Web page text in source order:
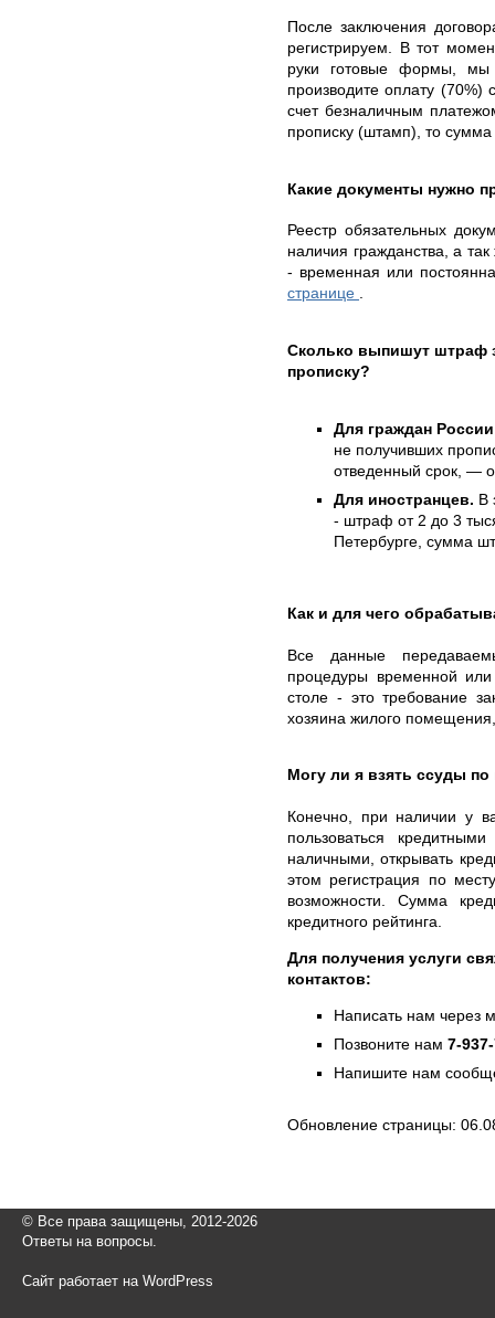
После заключения
регистрируем. В тот
руки готовые формы,
производите оплату (70%)
счет безналичным
прописку (штамп), то
Какие документы нужно
Реестр обязательных
наличия гражданства, а
- временная или
странице .
Сколько выпишут штраф
прописку?
Для граждан России
не получивших
отведенный срок, —
Для иностранцев. В
- штраф от 2 до 3
Петербурге, сумма
Как и для чего
Все данные
процедуры временной
столе - это требование
хозяина жилого
Могу ли я взять ссуды
Конечно, при наличии у
пользоваться
наличными, открывать
этом регистрация по
возможности. Сумма
кредитного рейтинга.
Для получения услуги
контактов:
Написать нам через
Позвоните нам 7-
Напишите нам
Обновление страницы:
© Все права защищены, 2012-2026
Ответы на вопросы.
Сайт работает на WordPress